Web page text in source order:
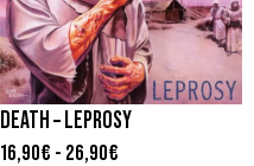
DEATH – LEPROSY
16,90€ - 26,90€